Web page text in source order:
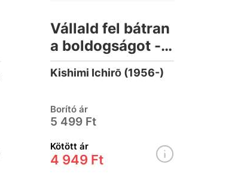
Vállald fel bátran
a boldogságot -
A japán
sikerkönyv,
megmutatja,
elégedettség
titka
Kishimi Ichirō (1956-)
Borító ár
5 499 Ft
Kötött ár
4 949 Ft